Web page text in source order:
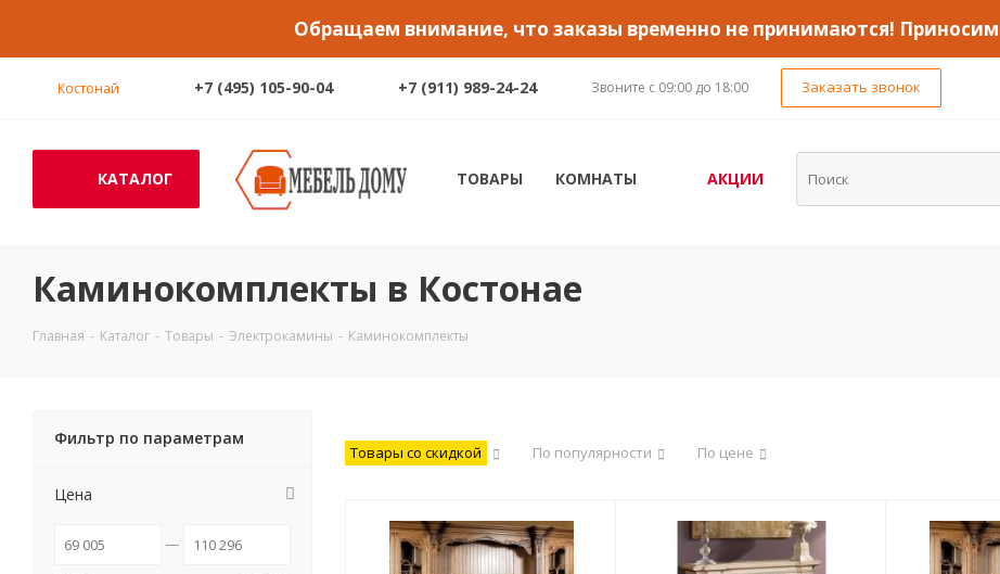
Обращаем внимание, что заказы временно не принимаются! Приносим
Костонай +7 (495) 105-90-04 +7 (911) 989-24-24 Звоните с 09:00 до 18:00 Заказать звонок
КАТАЛОГ ТОВАРЫ КОМНАТЫ АКЦИИ
Каминокомплекты в Костонае
Главная - Каталог - Товары - Электрокамины - Каминокомплекты
Товары со скидкой По популярности По цене
Фильтр по параметрам
Цена